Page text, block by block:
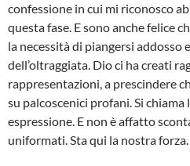
confessione in cui mi riconosco
questa fase. E sono anche felice
la necessità di piangersi addosso
dell’oltraggiata. Dio ci ha creati
rappresentazioni, a prescindere
su palcoscenici profani. Si
espressione. E non è affatto
uniformati. Sta qui la nostra forza.